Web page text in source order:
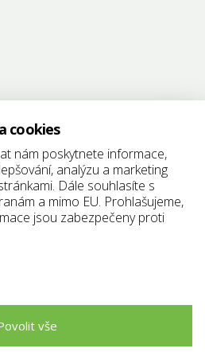
cookies
nám poskytnete informace,
analýzu a marketing
Dále souhlasíte s
a mimo EU. Prohlašujeme,
jsou zabezpečeny proti
vše